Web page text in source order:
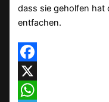
dass sie geholfen hat
entfachen.
Facebook
X